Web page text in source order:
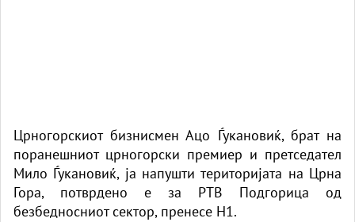
Црногорскиот бизнисмен Ацо Ѓукановиќ, брат на
поранешниот црногорски премиер и претседател
Мило Ѓукановиќ, ја напушти територијата на Црна
Гора, потврдено е за РТВ Подгорица од
безбедносниот сектор, пренесе Н1.